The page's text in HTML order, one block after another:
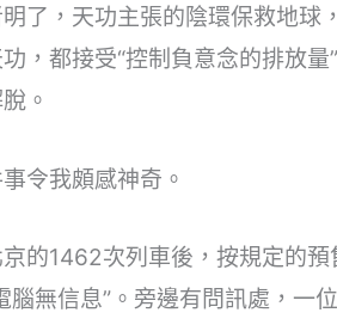
了，天功主張的陰環保救地
，都接受“控制負意念的排放
。
令我頗感神奇。
的1462次列車後，按規定的
腦無信息”。旁邊有問訊處，一